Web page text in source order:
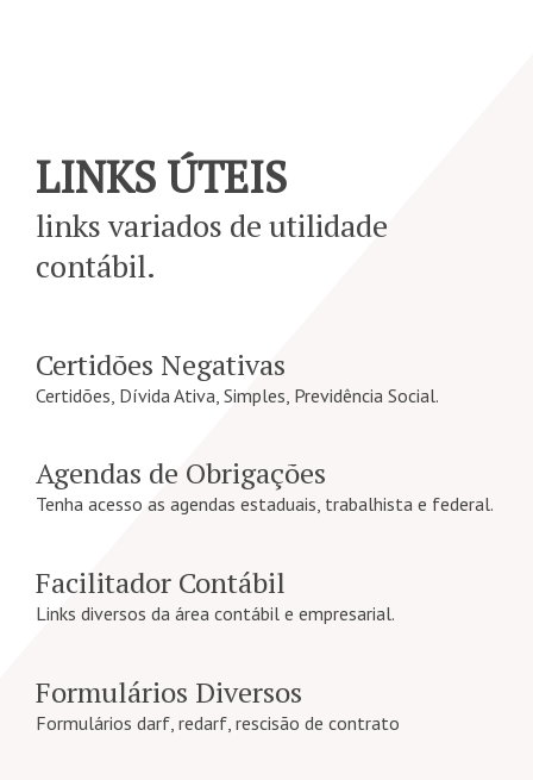
LINKS ÚTEIS
links variados de utilidade
contábil.
Certidões Negativas
Certidões, Dívida Ativa, Simples, Previdência Social.
Agendas de Obrigações
Tenha acesso as agendas estaduais, trabalhista e federal.
Facilitador Contábil
Links diversos da área contábil e empresarial.
Formulários Diversos
Formulários darf, redarf, rescisão de contrato